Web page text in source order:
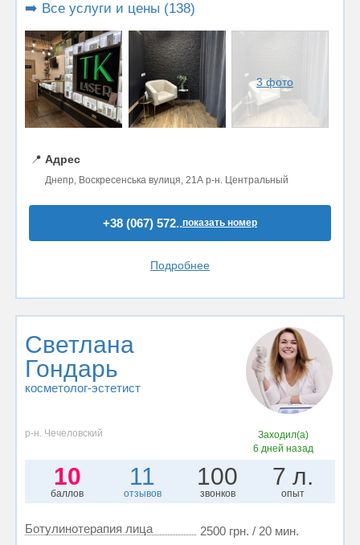
➡️ Все услуги и цены (138)
3 фото
📍 Адрес
Днепр, Воскресенська вулиця, 21А р-н. Центральный
+38 (067) 572..показать номер
Подробнее
Светлана
Гондарь
косметолог-эстетист
р-н. Чечеловский
Заходил(а)
6 дней назад
10
баллов
11
отзывов
100
звонков
7 л.
опыт
Ботулинотерапия лица 2500 грн. / 20 мин.